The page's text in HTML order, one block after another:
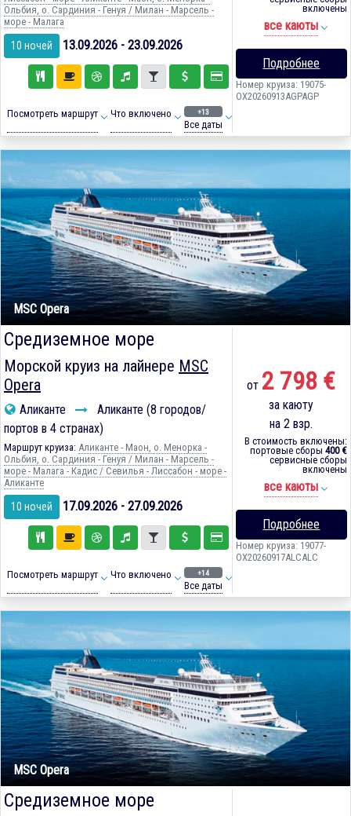
Ольбия, о. Сардиния - Генуя / Милан - Марсель -
море - Малага
10 ночей 13.09.2026 - 23.09.2026
Посмотреть маршрут Что включено +13
Все даты
включены
все каюты
Подробнее
Номер круиза: 19075-
OX20260913AGPAGP
MSC Opera
Средиземное море
Морской круиз на лайнере MSC
Opera
Аликанте
Аликанте (8 городов/
портов в 4 странах)
Маршрут круиза: Аликанте - Маон, о. Менорка -
Ольбия, о. Сардиния - Генуя / Милан - Марсель -
море - Малага - Кадиc / Севилья - Лиссабон - море -
Аликанте
10 ночей 17.09.2026 - 27.09.2026
Посмотреть маршрут Что включено +14
Все даты
от 2 798 €
за каюту
на 2 взр.
В стоимость включены:
портовые сборы 400 €
сервисные сборы
включены
все каюты
Подробнее
Номер круиза: 19077-
OX20260917ALCALC
MSC Opera
Средиземное море